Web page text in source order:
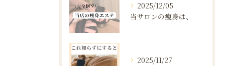
2025/12/05
当サロンの痩身は、
2025/11/27